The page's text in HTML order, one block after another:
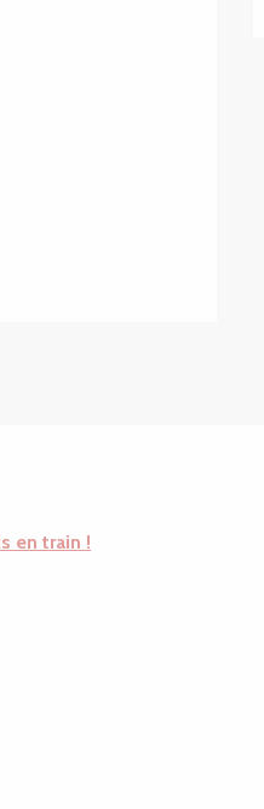
en train !